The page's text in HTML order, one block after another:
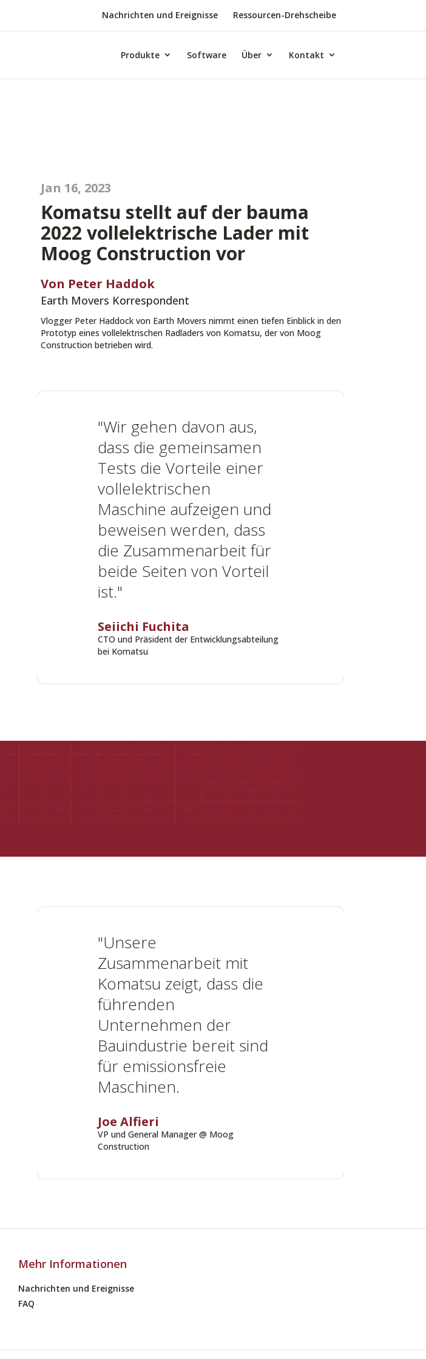
Nachrichten und Ereignisse Ressourcen-Drehscheibe
Produkte Software Über Kontakt
Jan 16, 2023
Komatsu stellt auf der bauma
2022 vollelektrische Lader mit
Moog Construction vor
Von Peter Haddok
Earth Movers Korrespondent
Vlogger Peter Haddock von Earth Movers nimmt einen tiefen Einblick in den
Prototyp eines vollelektrischen Radladers von Komatsu, der von Moog
Construction betrieben wird.
"Wir gehen davon aus,
dass die gemeinsamen
Tests die Vorteile einer
vollelektrischen
Maschine aufzeigen und
beweisen werden, dass
die Zusammenarbeit für
beide Seiten von Vorteil
ist."
Seiichi Fuchita
CTO und Präsident der Entwicklungsabteilung
bei Komatsu
"Unsere
Zusammenarbeit mit
Komatsu zeigt, dass die
führenden
Unternehmen der
Bauindustrie bereit sind
für emissionsfreie
Maschinen.
Joe Alfieri
VP und General Manager @ Moog
Construction
Mehr Informationen
Nachrichten und Ereignisse
FAQ